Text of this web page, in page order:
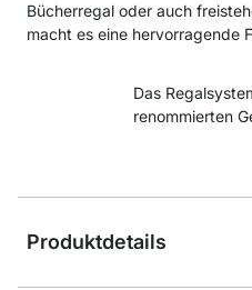
Bücherregal oder auch
macht es eine hervorragende
Das
renommierten
Produktdetails